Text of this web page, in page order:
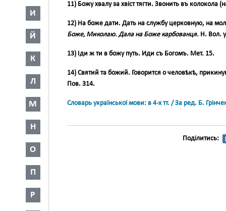
И
Й
К
Л
М
Н
О
П
Р
11) Божу хвалу за хвіст тягти. Звонить въ колокола
12) На боже дати. Дать на службу церковную, на
Боже, Миколаю. Дала на Боже карбованця. Н. Вол.
13) Іди ж ти в божу путь. Иди съ Богомъ. Мет. 15.
14) Святий та божий. Говорится о человѣкѣ,
Пов. 314.
Словарь української мови: в 4-х тт. / За ред. Б.
Поділитись: